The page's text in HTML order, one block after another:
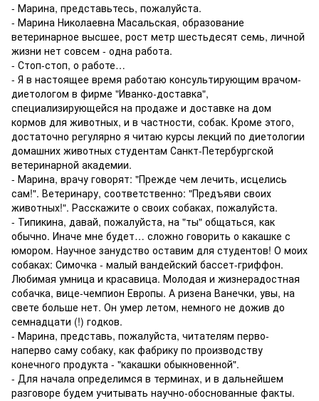
- Марина, представьтесь, пожалуйста.
- Марина Николаевна Масальская, образование
ветеринарное высшее, рост метр шестьдесят семь, личной
жизни нет совсем - одна работа.
- Стоп-стоп, о работе…
- Я в настоящее время работаю консультирующим врачом-
диетологом в фирме "Иванко-доставка",
специализирующейся на продаже и доставке на дом
кормов для животных, и в частности, собак. Кроме этого,
достаточно регулярно я читаю курсы лекций по диетологии
домашних животных студентам Санкт-Петербургской
ветеринарной академии.
- Марина, врачу говорят: "Прежде чем лечить, исцелись
сам!". Ветеринару, соответственно: "Предъяви своих
животных!". Расскажите о своих собаках, пожалуйста.
- Типикина, давай, пожалуйста, на "ты" общаться, как
обычно. Иначе мне будет… сложно говорить о какашке с
юмором. Научное занудство оставим для студентов! О моих
собаках: Симочка - малый вандейский бассет-гриффон.
Любимая умница и красавица. Молодая и жизнерадостная
собачка, вице-чемпион Европы. А ризена Ванечки, увы, на
свете больше нет. Он умер летом, немного не дожив до
семнадцати (!) годков.
- Марина, представь, пожалуйста, читателям перво-
наперво саму собаку, как фабрику по производству
конечного продукта - "какашки обыкновенной".
- Для начала определимся в терминах, и в дальнейшем
разговоре будем учитывать научно-обоснованные факты.